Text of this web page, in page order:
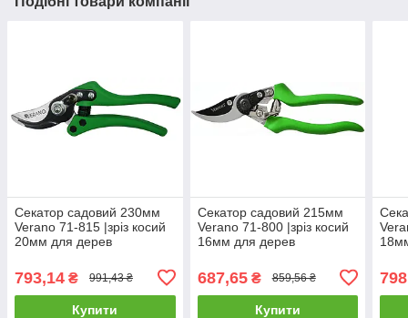
Секатор садовий 230мм
Verano 71-815 |зріз косий
20мм для дерев
квітів
793,14 ₴ 991,43 ₴
Купити
Секатор садовий 215мм
Verano 71-800 |зріз косий
16мм для дерев
квітів
687,65₴ 859,56 ₴
Купити